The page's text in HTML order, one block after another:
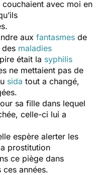
avec moi en
aux fantasmes de
des maladies
était la syphilis
ne mettaient pas de
sida tout a changé,
sa fille dans lequel
celle-ci lui a
espère alerter les
prostitution
ce piège dans
années.